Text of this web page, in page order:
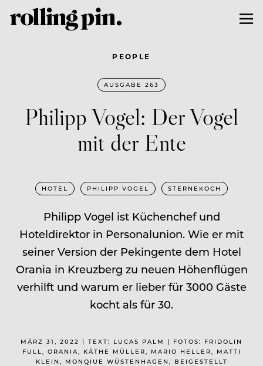
PEOPLE
AUSGABE 263
Philipp Vogel: Der Vogel
mit der Ente
HOTEL PHILIPP VOGEL STERNEKOCH
Philipp Vogel ist Küchenchef und
Hoteldirektor in Personalunion. Wie er mit
seiner Version der Pekingente dem Hotel
Orania in Kreuzberg zu neuen Höhenflügen
verhilft und warum er lieber für 3000 Gäste
kocht als für 30.
MÄRZ 31, 2022 | TEXT: LUCAS PALM | FOTOS: FRIDOLIN
FULL, ORANIA, KÄTHE MÜLLER, MARIO HELLER, MATTI
KLEIN, MONQIUE WÜSTENHAGEN, BEIGESTELLT